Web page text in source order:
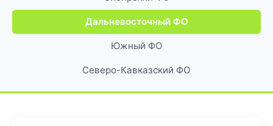
Дальневосточный ФО
Южный ФО
Северо-Кавказский ФО